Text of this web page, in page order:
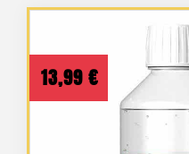
13,99 €